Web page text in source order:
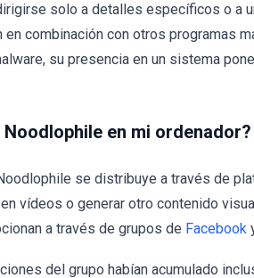
solo a detalles específicos o a
combinación con otros programas
su presencia en un sistema
en mi ordenador?
se distribuye a través de
vídeos o generar otro contenido
a través de grupos de Facebook
del grupo habían acumulado